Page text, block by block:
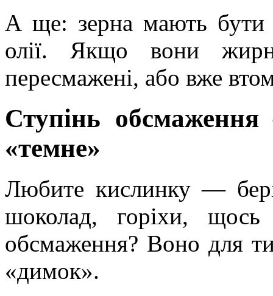
А ще: зерна мають бути
олії. Якщо вони
пересмажені, або вже
Ступінь
«темне»
Любите кислинку —
шоколад, горіхи,
обсмаження? Воно для
«димок».